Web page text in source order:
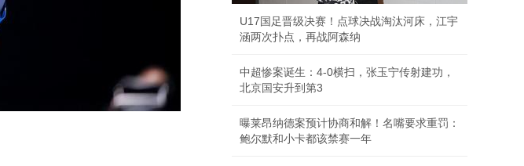
U17国足晋级决赛！点球决战淘汰河床，江宇
涵两次扑点，再战阿森纳
中超惨案诞生：4-0横扫，张玉宁传射建功，
北京国安升到第3
曝莱昂纳德案预计协商和解！名嘴要求重罚：
鲍尔默和小卡都该禁赛一年